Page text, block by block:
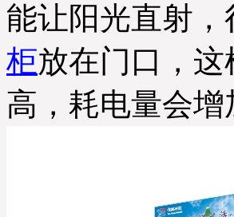
能让阳光直射
柜放在门口，
高，耗电量会增